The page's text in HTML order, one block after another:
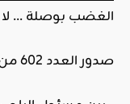
الغضب بوصلة … لا
صدور العدد 602 من جريدة التحرير